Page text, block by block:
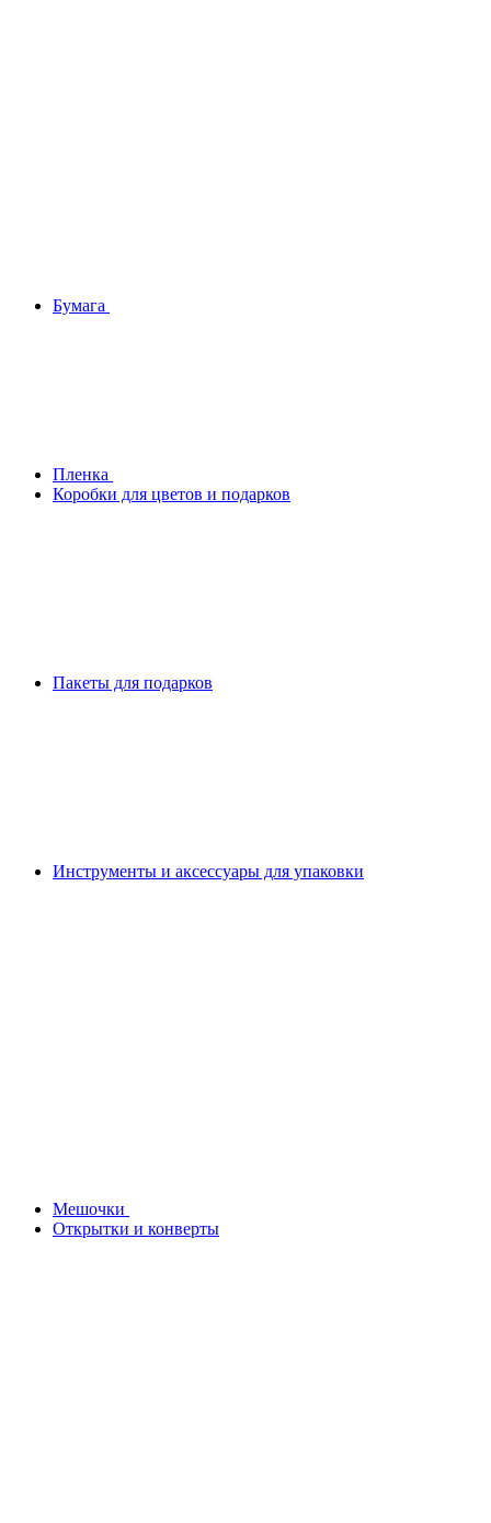
Бумага
Плeнка
Коробки для цветов и подарков
Пакеты для подарков
Инструменты и аксессуары для упаковки
Мешочки
Открытки и конверты